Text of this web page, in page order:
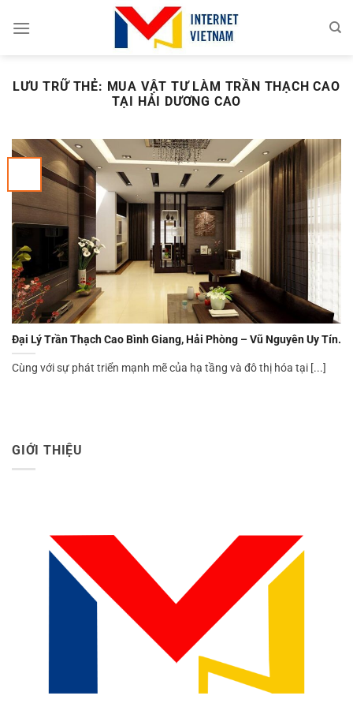
đến
LƯU TRỮ THẺ: MUA VẬT TƯ LÀM TRẦN THẠCH CAO
TẠI HẢI DƯƠNG CAO
Đại Lý Trần Thạch Cao Bình Giang, Hải Phòng – Vũ Nguyên Uy Tín.
Cùng với sự phát triển mạnh mẽ của hạ tầng và đô thị hóa tại [...]
GIỚI THIỆU